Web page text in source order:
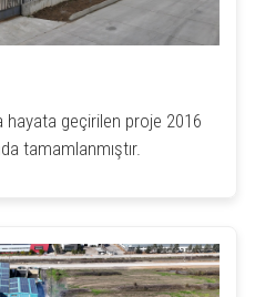
hayata geçirilen proje 2016
tamamlanmıştır.